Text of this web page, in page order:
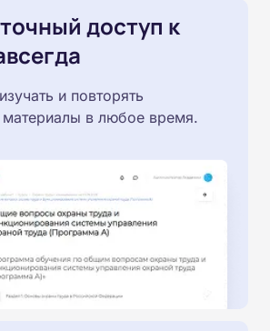
доступ к
и повторять
материалы в любое время.